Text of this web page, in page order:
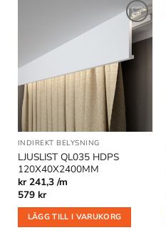
Lägg till
i
önskelistan
INDIREKT BELYSNING
LJUSLIST QL035 HDPS
120X40X2400MM
kr 241,3 /m
579 kr
LÄGG TILL I VARUKORG